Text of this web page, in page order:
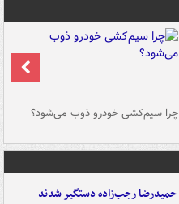
چرا سیم‌کشی خودرو ذوب می‌شود؟